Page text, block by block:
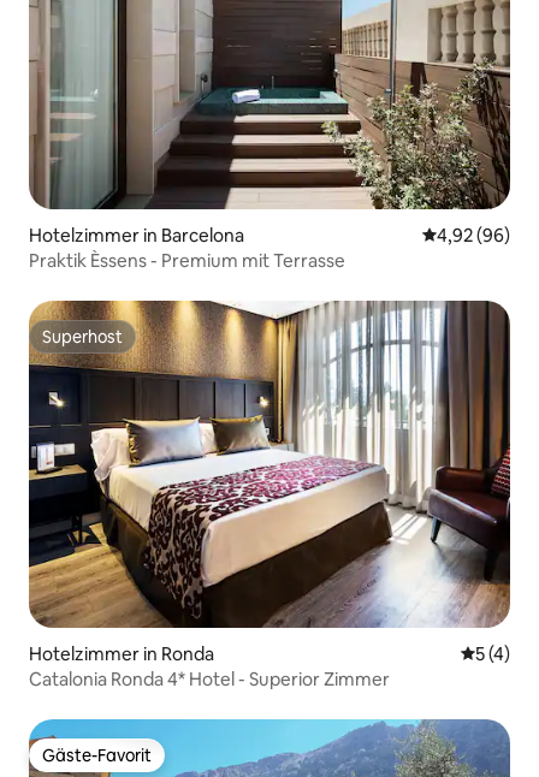
Hotelzimmer in Barcelona
4,92 (96)
Praktik Èssens - Premium mit Terrasse
Superhost
Superhost
Hotelzimmer in Ronda
5 (4)
Catalonia Ronda 4* Hotel - Superior Zimmer
Gäste-Favorit
Gäste-Favorit